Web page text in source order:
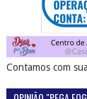
Contamos com